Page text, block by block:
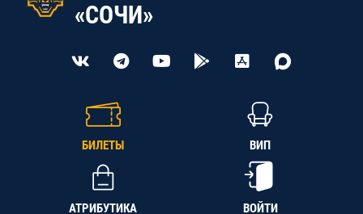
«СОЧИ»
БИЛЕТЫ ВИП
АТРИБУТИКА ВОЙТИ